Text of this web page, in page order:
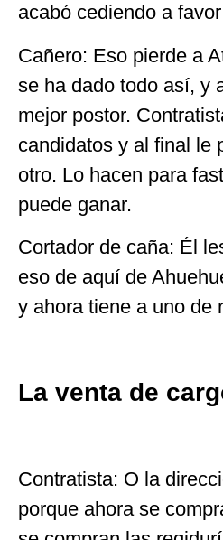
acabó cediendo a
Cañero: Eso pierde a
se ha dado todo así, y
mejor postor.
candidatos y al final le
otro. Lo hacen para
puede ganar.
Cortador de caña: Él
eso de aquí de
y ahora tiene a uno de
La venta de
Contratista: O la
porque ahora se